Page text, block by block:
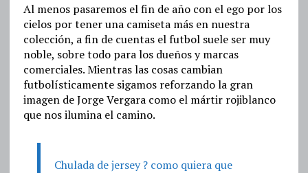
Al menos pasaremos el fin de año con el ego por los
cielos por tener una camiseta más en nuestra
colección, a fin de cuentas el futbol suele ser muy
noble, sobre todo para los dueños y marcas
comerciales. Mientras las cosas cambian
futbolísticamente sigamos reforzando la gran
imagen de Jorge Vergara como el mártir rojiblanco
que nos ilumina el camino.
Chulada de jersey ? como quiera que